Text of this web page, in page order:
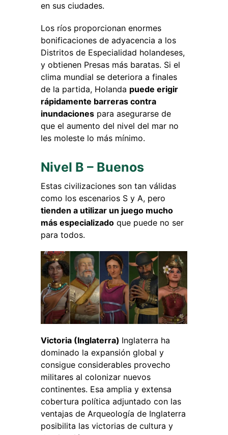
en sus ciudades.
Los ríos proporcionan enormes
bonificaciones de adyacencia a los
Distritos de Especialidad holandeses,
y obtienen Presas más baratas. Si el
clima mundial se deteriora a finales
de la partida, Holanda puede erigir
rápidamente barreras contra
inundaciones para asegurarse de
que el aumento del nivel del mar no
les moleste lo más mínimo.
Nivel B – Buenos
Estas civilizaciones son tan válidas
como los escenarios S y A, pero
tienden a utilizar un juego mucho
más especializado que puede no ser
para todos.
Victoria (Inglaterra) Inglaterra ha
dominado la expansión global y
consigue considerables provecho
militares al colonizar nuevos
continentes. Esa amplia y extensa
cobertura política adjuntado con las
ventajas de Arqueología de Inglaterra
posibilita las victorias de cultura y